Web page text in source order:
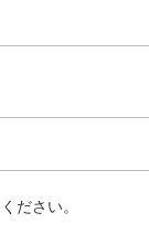
ださい。